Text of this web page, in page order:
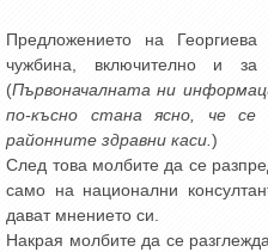
Предложението на
чужбина, включително и
(Първоначалната ни
по-късно стана ясно, че
районните здравни каси.)
След това молбите да се
само на национални
дават мнението си.
Накрая молбите да се